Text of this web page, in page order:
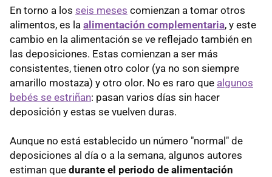
En torno a los seis meses comienzan a tomar otros
alimentos, es la alimentación complementaria, y este
cambio en la alimentación se ve reflejado también en
las deposiciones. Estas comienzan a ser más
consistentes, tienen otro color (ya no son siempre
amarillo mostaza) y otro olor. No es raro que algunos
bebés se estriñan: pasan varios días sin hacer
deposición y estas se vuelven duras.
Aunque no está establecido un número "normal" de
deposiciones al día o a la semana, algunos autores
estiman que durante el periodo de alimentación